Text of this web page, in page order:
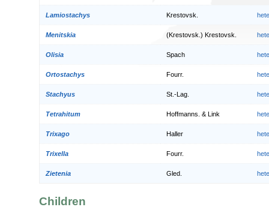
Lamiostachys Krestovsk.
Menitskia (Krestovsk.) Krestovsk.
Olisia Spach
Ortostachys Fourr.
Stachyus St.-Lag.
Tetrahitum Hoffmanns. & Link
Trixago Haller
Trixella Fourr.
Zietenia Gled.
Children